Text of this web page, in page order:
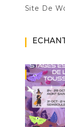
Site De